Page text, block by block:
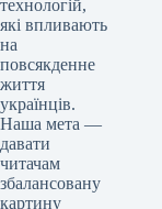
технологій,
які впливають
на
повсякденне
життя
українців.
Наша мета —
давати
читачам
збалансовану
картину